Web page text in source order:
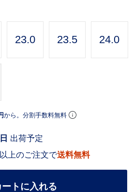
23.0 23.5 24.0
から。分割手数料無料
上のご注文で送料無料
出荷予定
ートに入れる